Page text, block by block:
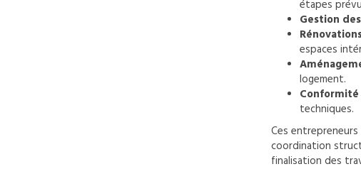
étapes
Gestion
espaces
logement.
techniques.
Ces
coordination
finalisation des